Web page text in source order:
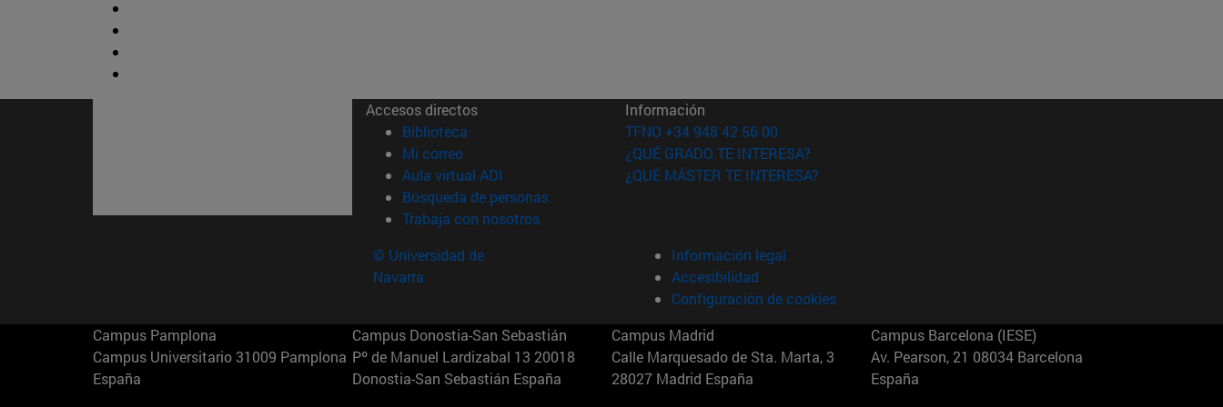
Accesos directos
Biblioteca (abre en nueva ventana)
Mi correo(abre en nueva ventana)
Aula virtual ADI (abre en nueva ventana)
Búsqueda de personas(abre en nueva ventana)
Trabaja con nosotros(abre en nueva ventana)
Información
TFNO +34 948 42 56 00
¿QUÉ GRADO TE INTERESA?
¿QUÉ MÁSTER TE INTERESA?
© Universidad de
Navarra
Información legal
Accesibilidad
Configuración de cookies
Campus Pamplona
Campus Universitario 31009 Pamplona
España
Campus Donostia-San Sebastián
Pº de Manuel Lardizabal 13 20018
Donostia-San Sebastián España
Campus Madrid
Calle Marquesado de Sta. Marta, 3
28027 Madrid España
Campus Barcelona (IESE)
Av. Pearson, 21 08034 Barcelona
España